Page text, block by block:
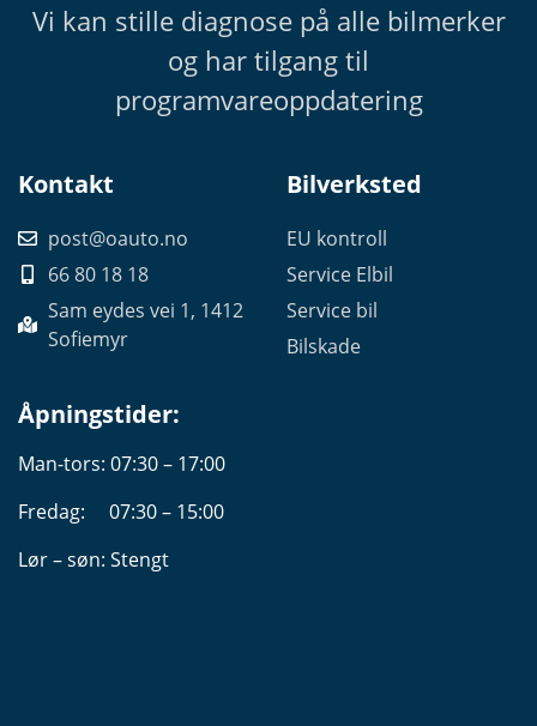
Vi kan stille diagnose på alle bilmerker
og har tilgang til
programvareoppdatering
Kontakt
post@oauto.no
66 80 18 18
Sam eydes vei 1, 1412
Sofiemyr
Bilverksted
EU kontroll
Service Elbil
Service bil
Bilskade
Åpningstider:
Man-tors: 07:30 – 17:00
Fredag: 07:30 – 15:00
Lør – søn: Stengt